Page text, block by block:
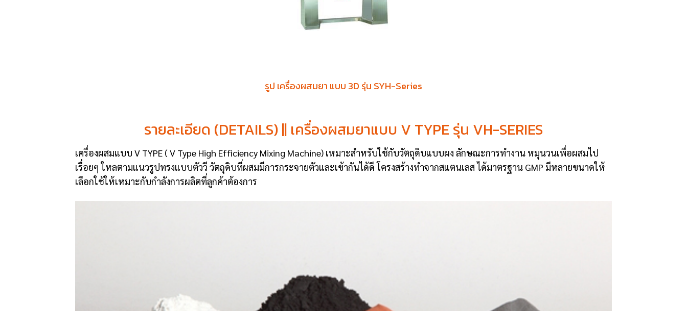
รูป เครื่องผสมยา แบบ 3D รุ่น SYH-Series
รายละเอียด (DETAILS) || เครื่องผสมยาแบบ V TYPE รุ่น VH-SERIES
เครื่องผสมแบบ V TYPE ( V Type High Efficiency Mixing Machine) เหมาะสำหรับใช้กับวัตถุดิบแบบผง ลักษณะการทำงาน หมุนวนเพื่อผสมไป
เรื่อยๆ ใหลตามแนวรูปทรงแบบตัววี วัตถุดิบที่ผสมมีการกระจายตัวและเข้ากันได้ดี โครงสร้างทำจากสแตนเลส ได้มาตรฐาน GMP มีหลายขนาดให้
เลือกใช้ให้เหมาะกับกำลังการผลิตที่ลูกค้าต้องการ